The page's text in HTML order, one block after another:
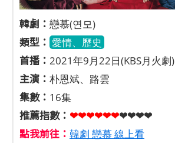
韓劇： 戀慕(연모)
類型： 愛情、歷史
首播： 2021年9月22日(KBS月火劇)
主演： 朴恩斌、路雲
集數： 16集
推薦指數： ❤❤❤❤❤❤❤❤❤❤
點我前往： 韓劇 戀慕 線上看